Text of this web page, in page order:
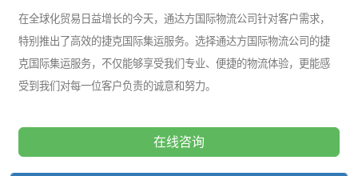
在全球化贸易日益增长的今天，通达方国际物流公司针对客户需求，
特别推出了高效的捷克国际集运服务。选择通达方国际物流公司的捷
克国际集运服务，不仅能够享受我们专业、便捷的物流体验，更能感
受到我们对每一位客户负责的诚意和努力。
在线咨询